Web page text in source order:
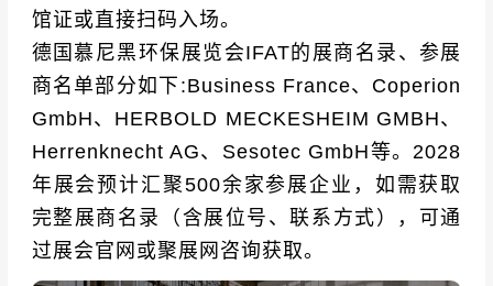
馆证或直接扫码入场。
德国慕尼黑环保展览会IFAT的展商名录、参展
商名单部分如下:Business France、Coperion
GmbH、HERBOLD MECKESHEIM GMBH、
Herrenknecht AG、Sesotec GmbH等。2028
年展会预计汇聚500余家参展企业，如需获取
完整展商名录（含展位号、联系方式），可通
过展会官网或聚展网咨询获取。